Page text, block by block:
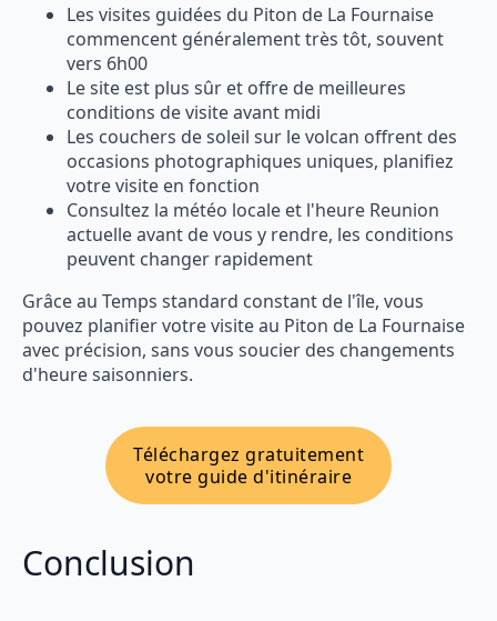
Les visites guidées du Piton de La Fournaise
commencent généralement très tôt, souvent
vers 6h00
Le site est plus sûr et offre de meilleures
conditions de visite avant midi
Les couchers de soleil sur le volcan offrent des
occasions photographiques uniques, planifiez
votre visite en fonction
Consultez la météo locale et l'heure Reunion
actuelle avant de vous y rendre, les conditions
peuvent changer rapidement
Grâce au Temps standard constant de l'île, vous
pouvez planifier votre visite au Piton de La Fournaise
avec précision, sans vous soucier des changements
d'heure saisonniers.
Téléchargez gratuitement
votre guide d'itinéraire
Conclusion